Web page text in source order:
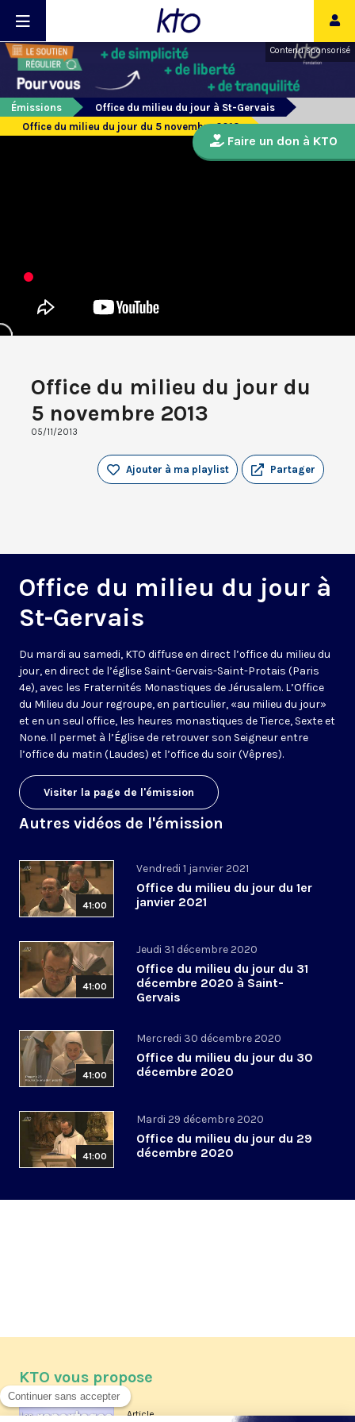
Contenu sponsorisé
Émissions
Office du milieu du jour à St-Gervais
Office du milieu du jour du 5 novembre 2013
Office du milieu du jour du
5 novembre 2013
05/11/2013
Partager
Ajouter à ma playlist
Office du milieu du jour à
St-Gervais
Du mardi au samedi, KTO diffuse en direct l’office du milieu du
jour, en direct de l’église Saint-Gervais-Saint-Protais (Paris
4e), avec les Fraternités Monastiques de Jérusalem. L’Office
du Milieu du Jour regroupe, en particulier, «au milieu du jour»
et en un seul office, les heures monastiques de Tierce, Sexte et
None. Il permet à l’Église de retrouver son Seigneur entre
l’office du matin (Laudes) et l’office du soir (Vêpres).
Visiter la page de l'émission
Autres vidéos de l'émission
41:00
Vendredi 1 janvier 2021
Office du milieu du jour du 1er
janvier 2021
41:00
Jeudi 31 décembre 2020
Office du milieu du jour du 31
décembre 2020 à Saint-
Gervais
41:00
Mercredi 30 décembre 2020
Office du milieu du jour du 30
décembre 2020
41:00
Mardi 29 décembre 2020
Office du milieu du jour du 29
décembre 2020
Faire un don à KTO
KTO vous propose
Article